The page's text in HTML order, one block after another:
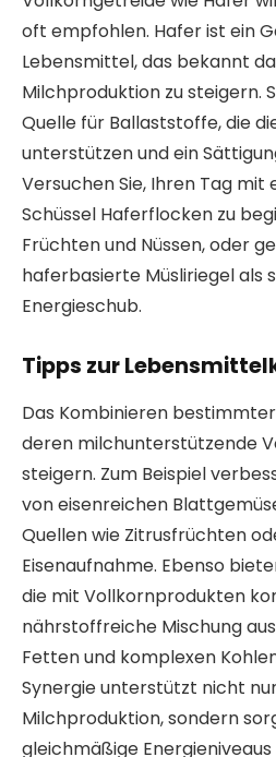
oft empfohlen. Hafer ist ein
Lebensmittel, das bekannt
Milchproduktion zu steigern.
Quelle für Ballaststoffe, die
unterstützen und ein
Versuchen Sie, Ihren Tag mit
Schüssel Haferflocken zu
Früchten und Nüssen, oder
haferbasierte Müsliriegel als
Energieschub.
Tipps zur
Das Kombinieren
deren milchunterstützende
steigern. Zum Beispiel
von eisenreichen
Quellen wie Zitrusfrüchten
Eisenaufnahme. Ebenso
die mit Vollkornprodukten
nährstoffreiche Mischung
Fetten und komplexen
Synergie unterstützt nicht
Milchproduktion, sondern
gleichmäßige